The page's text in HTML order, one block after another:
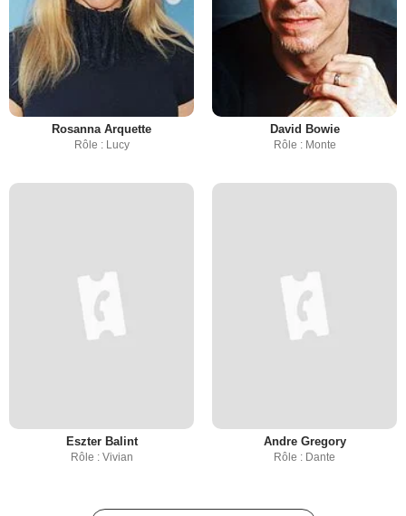
Rosanna Arquette
Rôle : Lucy
David Bowie
Rôle : Monte
Eszter Balint
Rôle : Vivian
Andre Gregory
Rôle : Dante